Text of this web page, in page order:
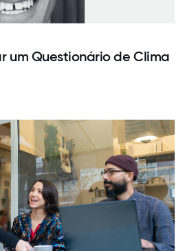
um Questionário de Clima